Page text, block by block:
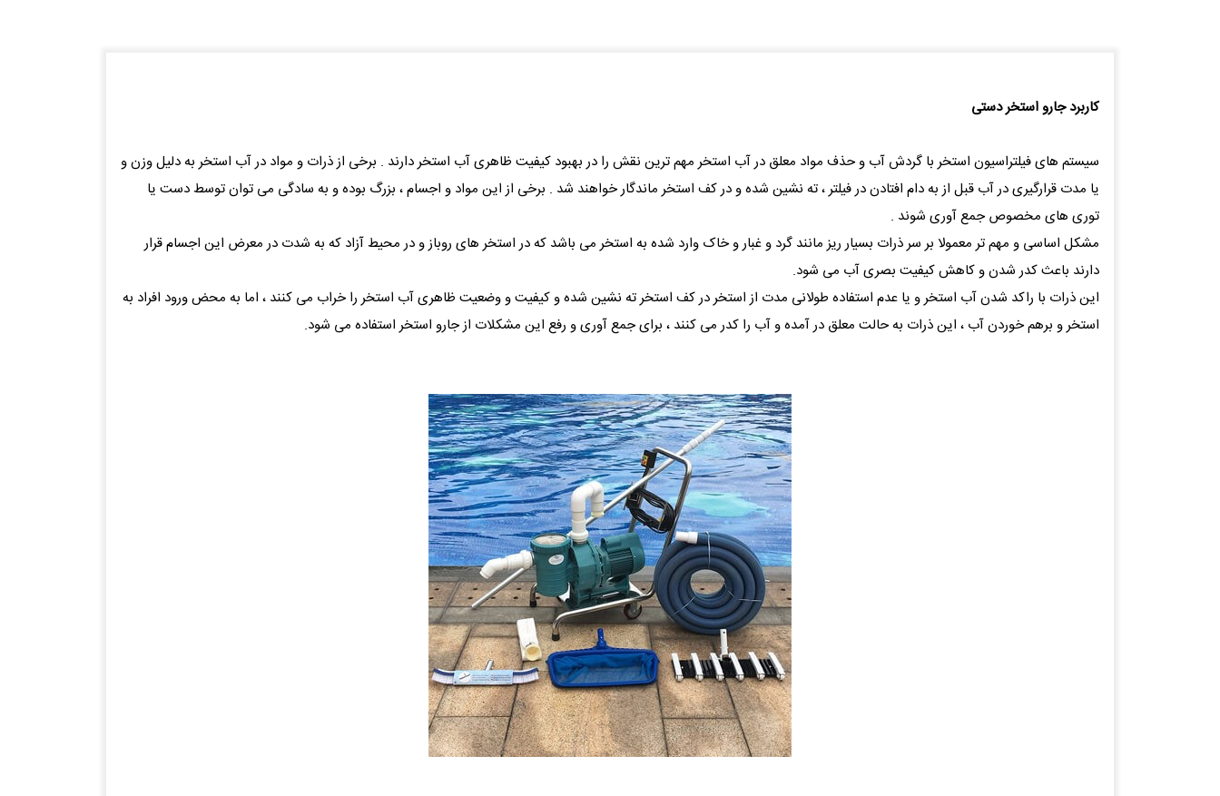
کاربرد جارو استخر دستی
سیستم های فیلتراسیون استخر با گردش آب و حذف مواد معلق در آب استخر مهم ترین نقش را در بهبود کیفیت ظاهری آب استخر دارند . برخی از ذرات و مواد در آب استخر به دلیل وزن و
یا مدت قرارگیری در آب قبل از به دام افتادن در فیلتر ، ته نشین شده و در کف استخر ماندگار خواهند شد . برخی از این مواد و اجسام ، بزرگ بوده و به سادگی می توان توسط دست یا
توری های مخصوص جمع آوری شوند .
مشکل اساسی و مهم تر معمولا بر سر ذرات بسیار ریز مانند گرد و غبار و خاک وارد شده به استخر می باشد که در استخر های روباز و در محیط آزاد که به شدت در معرض این اجسام قرار
دارند باعث کدر شدن و کاهش کیفیت بصری آب می شود.
این ذرات با راکد شدن آب استخر و یا عدم استفاده طولانی مدت از استخر در کف استخر ته نشین شده و کیفیت و وضعیت ظاهری آب استخر را خراب می کنند ، اما به محض ورود افراد به
استخر و برهم خوردن آب ، این ذرات به حالت معلق در آمده و آب را کدر می کنند ، برای جمع آوری و رفع این مشکلات از جارو استخر استفاده می شود.